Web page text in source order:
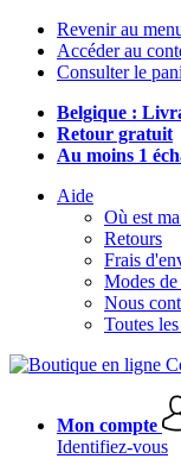
Revenir au
Accéder au
Consulter le
Belgique :
Retour gratuit
Au moins 1
Aide
Où est
Retours
Frais
Modes
Nous
Toutes
Mon compte
Identifiez-vous